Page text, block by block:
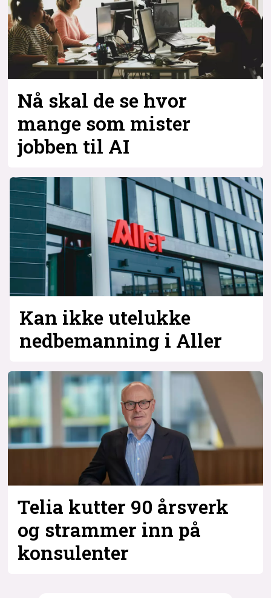
Nå skal de se hvor
mange som mister
jobben til AI
Kan ikke utelukke
nedbemanning i Aller
Telia kutter 90 årsverk
og strammer inn på
konsulenter